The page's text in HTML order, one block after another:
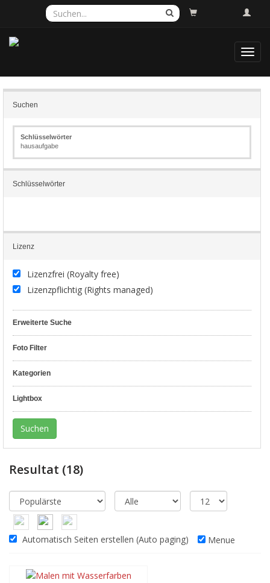
Suchen
Schlüsselwörter
hausaufgabe
Schlüsselwörter
Lizenz
Lizenzfrei (Royalty free)
Lizenzpflichtig (Rights managed)
Erweiterte Suche
Foto Filter
Kategorien
Lightbox
Resultat (18)
Automatisch Seiten erstellen (Auto paging) Menue